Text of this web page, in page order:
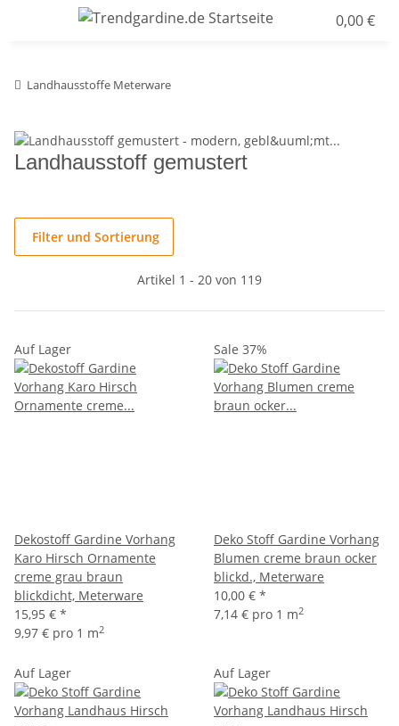
0,00 €
Landhausstoffe Meterware
Landhausstoff gemustert
Filter und Sortierung
Artikel 1 - 20 von 119
Auf Lager
Dekostoff Gardine Vorhang
Karo Hirsch Ornamente
creme grau braun
blickdicht, Meterware
15,95 € *
9,97 € pro 1 m2
Sale 37%
Deko Stoff Gardine Vorhang
Blumen creme braun ocker
blickd., Meterware
10,00 € *
7,14 € pro 1 m2
Auf Lager Auf Lager